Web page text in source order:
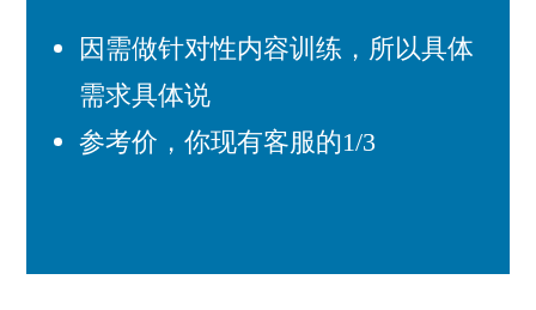
因需做针对性内容训练，所以具体
需求具体说
参考价，你现有客服的1/3